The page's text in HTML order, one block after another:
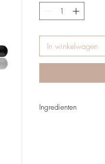
In winkelwagen
Ingredienten